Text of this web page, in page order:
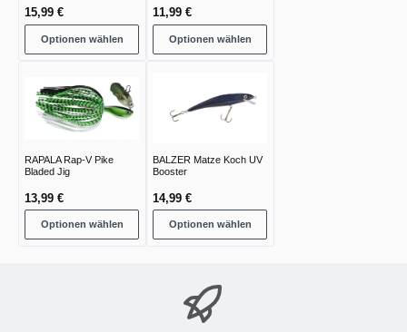
15,99 €
Optionen wählen
11,99 €
Optionen wählen
RAPALA Rap-V Pike
Bladed Jig
13,99 €
Optionen wählen
BALZER Matze Koch UV
Booster
14,99 €
Optionen wählen